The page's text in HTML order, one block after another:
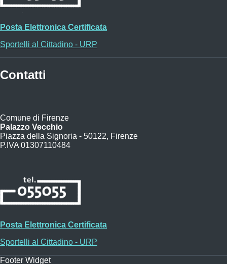
Posta Elettronica Certificata
Sportelli al Cittadino - URP
Contatti
Comune di Firenze
Palazzo Vecchio
Piazza della Signoria - 50122, Firenze
P.IVA 01307110484
Posta Elettronica Certificata
Sportelli al Cittadino - URP
Footer Widget